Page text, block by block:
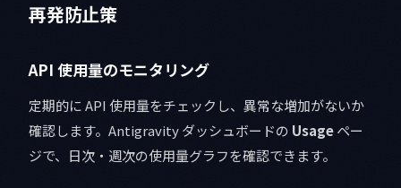
再発防止策
API 使用量のモニタリング
定期的に API 使用量をチェックし、異常な増加がないか
確認します。Antigravity ダッシュボードの Usageペー
ジで、日次・週次の使用量グラフを確認できます。